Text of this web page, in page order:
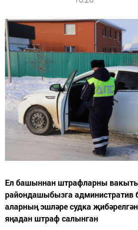
Ел башыннан штрафларны
райондашыбызга административ
аларның эшләре судка
яңадан штраф салынган